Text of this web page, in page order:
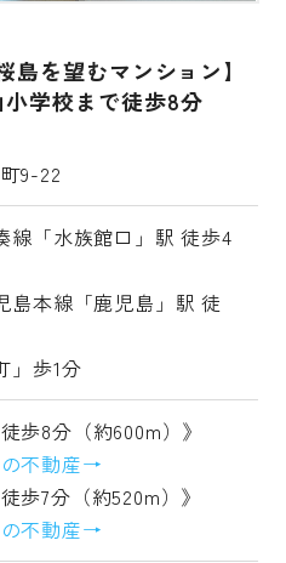
島を望むマンション】
小学校まで徒歩8分
9-22
線「水族館口」駅 徒歩4
島本線「鹿児島」駅 徒
」歩1分
歩8分（約600m）》
不動産→
歩7分（約520m）》
不動産→